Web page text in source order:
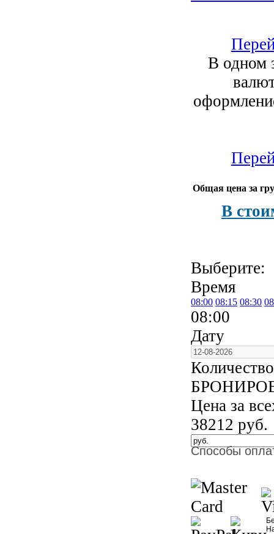
В одном
Общая цена за
В
Выберите:
Время
08:00 08:15 08:30
08:00
Дату
Цена за
38212 руб.
Способы